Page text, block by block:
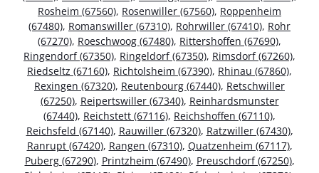
Rosheim (67560), Rosenwiller (67560), Roppenheim
(67480), Romanswiller (67310), Rohrwiller (67410), Rohr
(67270), Roeschwoog (67480), Rittershoffen (67690),
Ringendorf (67350), Ringeldorf (67350), Rimsdorf (67260),
Riedseltz (67160), Richtolsheim (67390), Rhinau (67860),
Rexingen (67320), Reutenbourg (67440), Retschwiller
(67250), Reipertswiller (67340), Reinhardsmunster
(67440), Reichstett (67116), Reichshoffen (67110),
Reichsfeld (67140), Rauwiller (67320), Ratzwiller (67430),
Ranrupt (67420), Rangen (67310), Quatzenheim (67117),
Puberg (67290), Printzheim (67490), Preuschdorf (67250),